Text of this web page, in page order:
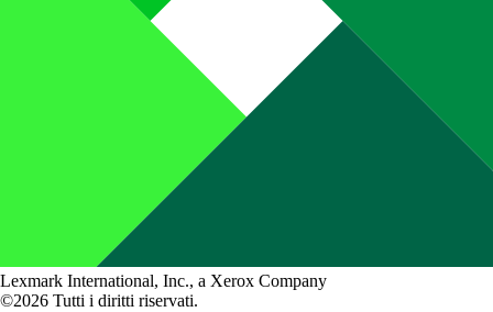
Lexmark International, Inc., a Xerox Company
©2026 Tutti i diritti riservati.